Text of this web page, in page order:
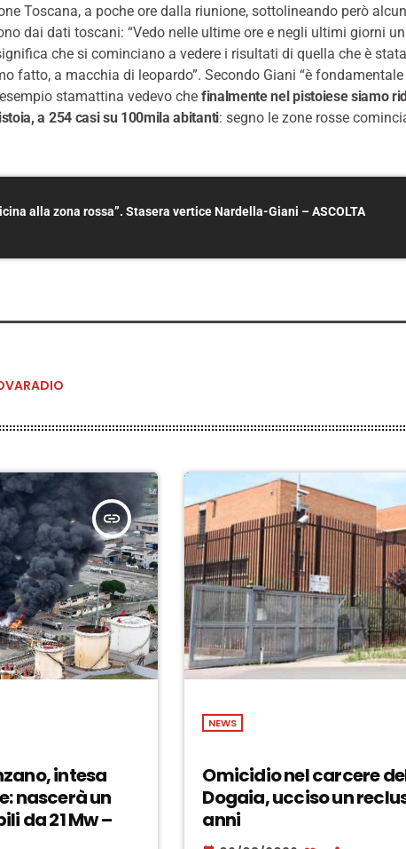
Toscana, a poche ore dalla riunione, sottolineando però
dai dati toscani: “Vedo nelle ultime ore e negli ultimi giorni
che si cominciano a vedere i risultati di quella che è
fatto, a macchia di leopardo”. Secondo Giani “è
stamattina vedevo che finalmente nel pistoiese siamo
a 254 casi su 100mila abitanti: segno le zone rosse
alla zona rossa”. Stasera vertice Nardella-Giani – ASCOLTA
insert_link
intesa
nascerà un
da 21 Mw –
NEWS
Omicidio nel carcere
Dogaia, ucciso un
anni